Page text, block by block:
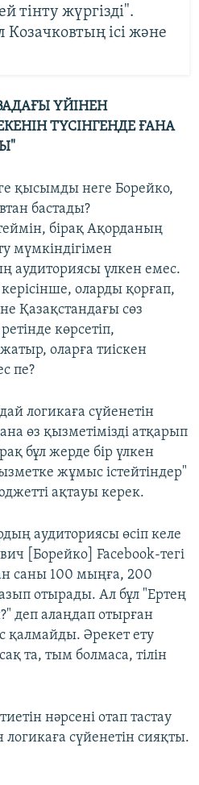
тінту жүргізді".
ісі және
ҮЙІНЕН
ТҮСІНГЕНДЕ ҒАНА
қысымды неге Борейко,
бастады?
бірақ Ақорданың
мүмкіндігімен
аудиториясы үлкен емес.
оларды қорғап,
Қазақстандағы сөз
көрсетіп,
оларға тиіскен
пе?
логикаға сүйенетін
өз қызметімізді атқарып
бұл жерде бір үлкен
жұмыс істейтіндер"
ақтауы керек.
аудиториясы өсіп келе
[Борейко] Facebook-тегі
саны 100 мыңға, 200
отырады. Ал бұл "Ертең
деп алаңдап отырған
қалмайды. Әрекет ету
та, тым болмаса, тілін
нәрсені отап тастау
логикаға сүйенетін сияқты.